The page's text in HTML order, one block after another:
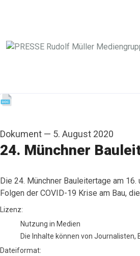
Dokument — 5. August 2020
24. Münchner
Die 24. Münchner Bauleitertage am
Folgen der COVID-19 Krise am Bau,
go to media item
Lizenz:
Nutzung in Medien
Die Inhalte können von
Dateiformat: